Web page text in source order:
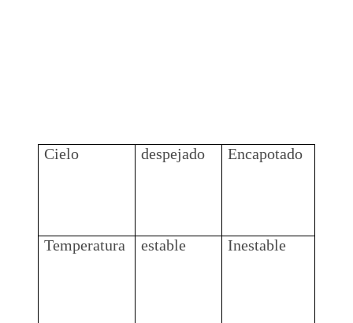
Cielo despejado Encapotado
Temperatura estable Inestable